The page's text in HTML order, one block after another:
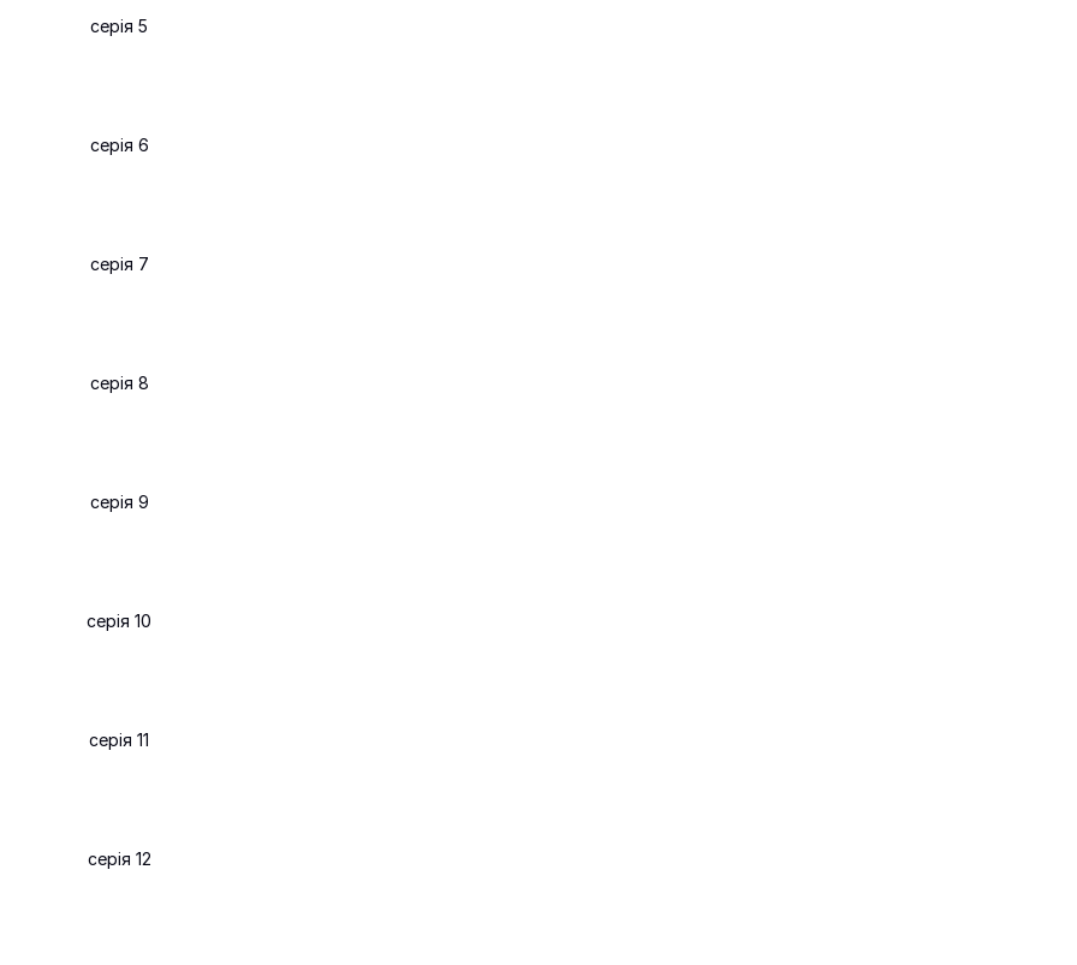
серія 5
серія 6
серія 7
серія 8
серія 9
серія 10
серія 11
серія 12